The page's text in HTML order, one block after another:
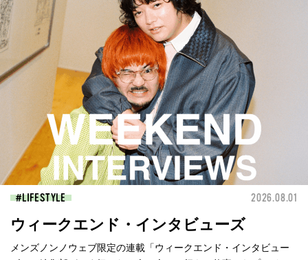
LIFESTYLE 2026.08.01
ウィークエンド・インタビューズ
メンズノンノウェブ限定の連載「ウィークエンド・インタビュー